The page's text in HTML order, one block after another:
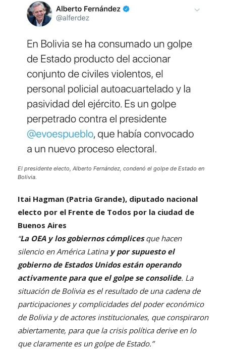
El presidente electo, Alberto Fernández, condenó el golpe de Estado en
Bolivia.
Itai Hagman (Patria Grande), diputado nacional
electo por el Frente de Todos por la ciudad de
Buenos Aires
“La OEA y los gobiernos cómplicesque hacen
silencio en América Latina y por supuesto el
gobierno de Estados Unidos están operando
activamente para que el golpe se consolide. La
situación de Bolivia es el resultado de una cadena de
participaciones y complicidades del poder económico
de Bolivia y de actores institucionales, que conspiraron
abiertamente, para que la crisis política derive en lo
que claramente es un golpe de Estado.”